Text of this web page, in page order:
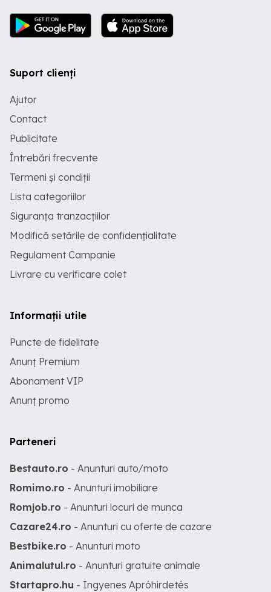
Suport clienți
Ajutor
Contact
Publicitate
Întrebări frecvente
Termeni și condiții
Lista categoriilor
Siguranța tranzacțiilor
Modifică setările de confidențialitate
Regulament Campanie
Livrare cu verificare colet
Informații utile
Puncte de fidelitate
Anunț Premium
Abonament VIP
Anunț promo
Parteneri
Bestauto.ro - Anunturi auto/moto
Romimo.ro - Anunturi imobiliare
Romjob.ro - Anunturi locuri de munca
Cazare24.ro - Anunturi cu oferte de cazare
Bestbike.ro - Anunturi moto
Animalutul.ro - Anunturi gratuite animale
Startapro.hu - Ingyenes Apróhirdetés